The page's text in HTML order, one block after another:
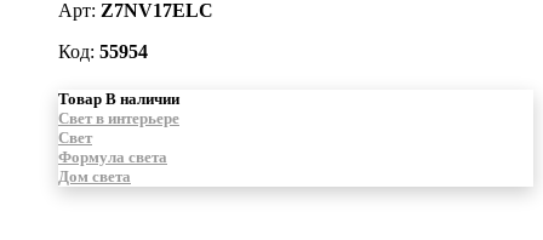
Арт: Z7NV17ELC
Код: 55954
Товар В наличии
Свет в интерьере
Свет
Формула света
Дом света